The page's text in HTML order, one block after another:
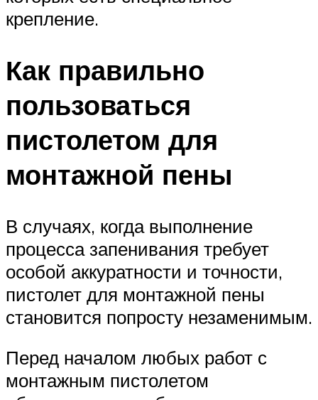
крепление.
Как правильно
пользоваться
пистолетом для
монтажной пены
В случаях, когда выполнение
процесса запенивания требует
особой аккуратности и точности,
пистолет для монтажной пены
становится попросту незаменимым.
Перед началом любых работ с
монтажным пистолетом